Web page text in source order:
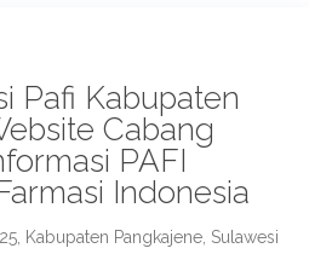
Pafi Kabupaten
Cabang
PAFI
Indonesia
Kabupaten Pangkajene, Sulawesi